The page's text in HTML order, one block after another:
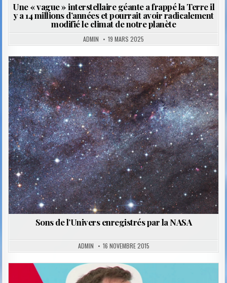
Une « vague » interstellaire géante a frappé la Terre il
y a 14 millions d’années et pourrait avoir radicalement
modifié le climat de notre planète
ADMIN 19 MARS 2025
Posted
in
Sons de l’Univers enregistrés par la NASA
ADMIN 16 NOVEMBRE 2015